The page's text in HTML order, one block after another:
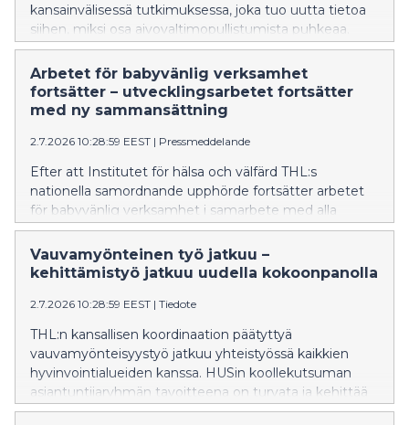
kansainvälisessä tutkimuksessa, joka tuo uutta tietoa
siihen, miksi osa aivovaltimopullistumista puhkeaa.
Tulokset voivat tulevaisuudessa auttaa tunnistamaan
nykyistä paremmin ne pullistumat, joiden
puhkeamisriski on suurin ja tukemaan uusien
lääkehoitojen kehittämistä. Tutkimus on julkaistu
Arbetet för babyvänlig verksamhet
fortsätter – utvecklingsarbetet fortsätter
med ny sammansättning
2.7.2026 10:28:59 EEST | Pressmeddelande
Efter att Institutet för hälsa och välfärd THL:s
nationella samordnande upphörde fortsätter arbetet
för babyvänlig verksamhet i samarbete med alla
välfärdsområden. Målet för den sakkunniggrupp som
HUS har sammankallat är att trygga och utveckla
babyvänlig vård i hela landet.
Vauvamyönteinen työ jatkuu –
kehittämistyö jatkuu uudella kokoonpanolla
2.7.2026 10:28:59 EEST | Tiedote
THL:n kansallisen koordinaation päätyttyä
vauvamyönteisyystyö jatkuu yhteistyössä kaikkien
hyvinvointialueiden kanssa. HUSin koollekutsuman
asiantuntijaryhmän tavoitteena on turvata ja kehittää
vauvamyönteistä hoitoa koko maassa.